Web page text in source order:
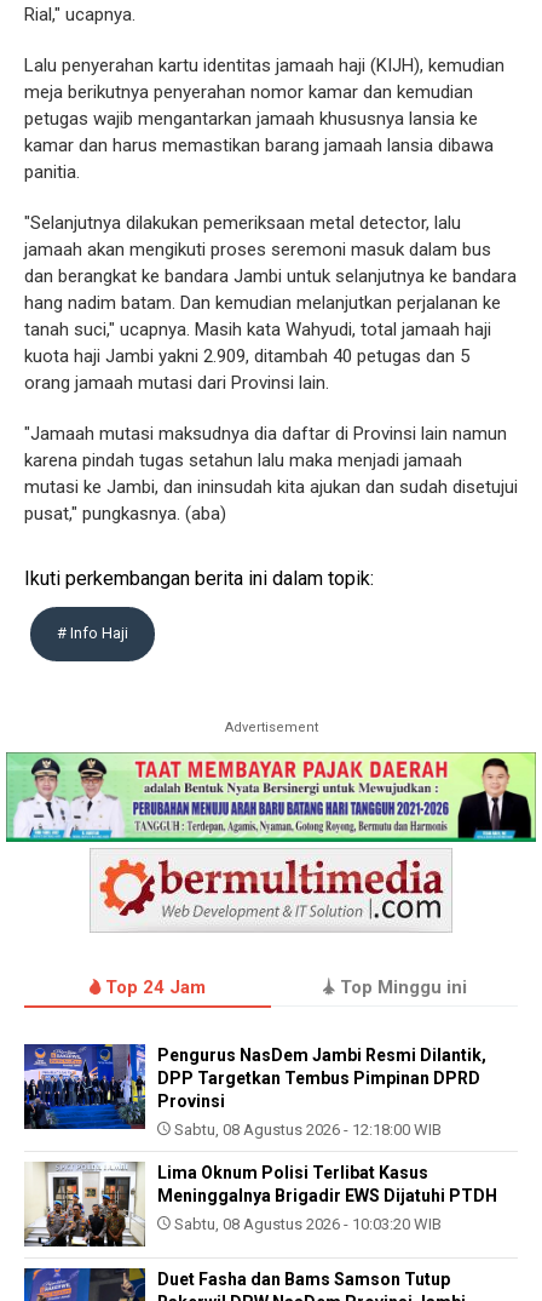
Rial," ucapnya.
Lalu penyerahan kartu identitas jamaah haji (KIJH), kemudian
meja berikutnya penyerahan nomor kamar dan kemudian
petugas wajib mengantarkan jamaah khususnya lansia ke
kamar dan harus memastikan barang jamaah lansia dibawa
panitia.
"Selanjutnya dilakukan pemeriksaan metal detector, lalu
jamaah akan mengikuti proses seremoni masuk dalam bus
dan berangkat ke bandara Jambi untuk selanjutnya ke bandara
hang nadim batam. Dan kemudian melanjutkan perjalanan ke
tanah suci," ucapnya. Masih kata Wahyudi, total jamaah haji
kuota haji Jambi yakni 2.909, ditambah 40 petugas dan 5
orang jamaah mutasi dari Provinsi lain.
"Jamaah mutasi maksudnya dia daftar di Provinsi lain namun
karena pindah tugas setahun lalu maka menjadi jamaah
mutasi ke Jambi, dan ininsudah kita ajukan dan sudah disetujui
pusat," pungkasnya. (aba)
Ikuti perkembangan berita ini dalam topik:
# Info Haji
Advertisement
Top 24 Jam Top Minggu ini
Pengurus NasDem Jambi Resmi Dilantik,
DPP Targetkan Tembus Pimpinan DPRD
Provinsi
Sabtu, 08 Agustus 2026 - 12:18:00 WIB
Lima Oknum Polisi Terlibat Kasus
Meninggalnya Brigadir EWS Dijatuhi PTDH
Sabtu, 08 Agustus 2026 - 10:03:20 WIB
Duet Fasha dan Bams Samson Tutup